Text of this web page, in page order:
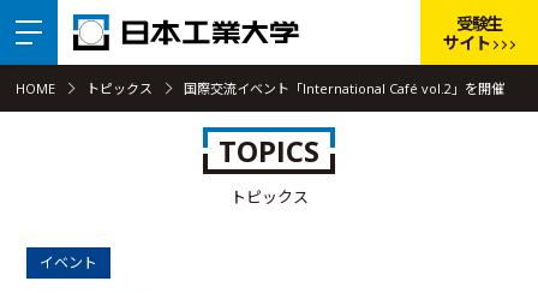
受験生
サイト
HOME トピックス 国際交流イベント「International Café vol.2」を開催
TOPICS
トピックス
イベント